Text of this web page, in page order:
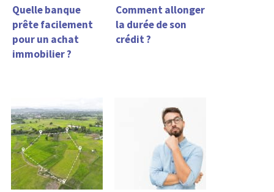
Quelle banque
prête facilement
pour un achat
immobilier ?
Comment allonger
la durée de son
crédit ?